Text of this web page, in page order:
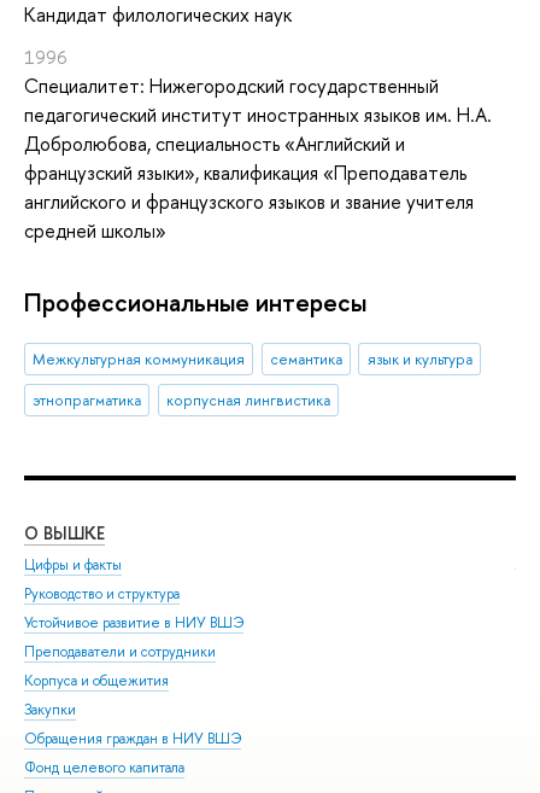
Кандидат филологических наук
1996
Специалитет: Нижегородский государственный
педагогический институт иностранных языков им. Н.А.
Добролюбова, специальность «Английский и
французский языки», квалификация «Преподаватель
английского и французского языков и звание учителя
средней школы»
Профессиональные интересы
Межкультурная коммуникация семантика
язык и культура
этнопрагматика
корпусная лингвистика
О ВЫШКЕ
Цифры и факты
Руководство и структура
Устойчивое развитие в НИУ ВШЭ
Преподаватели и сотрудники
Корпуса и общежития
Закупки
Обращения граждан в НИУ ВШЭ
Фонд целевого капитала